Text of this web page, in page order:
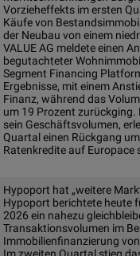
Vorzieheffekts im ersten
Käufe von
der Neubau von einem
VALUE AG meldete einen
begutachteter
Segment Financing
Ergebnisse, mit einem
Finanz, während das
um 19 Prozent zurückging.
sein Geschäftsvolumen,
Quartal einen Rückgang
Ratenkredite auf Europace
Hypoport hat „weitere
Hypoport berichtete heute
2026 ein nahezu
Transaktionsvolumen im
Immobilienfinanzierung